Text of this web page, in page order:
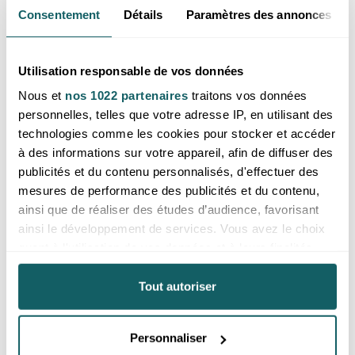
Consentement Détails Paramètres des annonces
Utilisation responsable de vos données
Nous et nos 1022 partenaires traitons vos données
personnelles, telles que votre adresse IP, en utilisant des
technologies comme les cookies pour stocker et accéder
à des informations sur votre appareil, afin de diffuser des
publicités et du contenu personnalisés, d'effectuer des
mesures de performance des publicités et du contenu,
ainsi que de réaliser des études d’audience, favorisant
ainsi le développement de services. Vous avez le choix
Vous pouvez modifier ou retirer votre consentement à
tout moment en consultant la Déclaration relative aux
cookies ou en cliquant sur l'icône de confidentialité.
Si vous le permettez, nous aimerions également :
Tout autoriser
Personnaliser
Bracelet Louméa doré nacre,
pierre de lune AA
Prix reservé aux professionnels,
merci devous inscrire ou de vous
connecter
Divers
Collier Éclat doré nacre, zircon,
acier inoxydable
Prix reservé aux professionnels,
merci de vous inscrire ou de vous
connecter